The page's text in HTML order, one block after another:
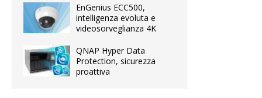
EnGenius ECC500,
intelligenza evoluta e
videosorveglianza 4K
QNAP Hyper Data
Protection, sicurezza
proattiva